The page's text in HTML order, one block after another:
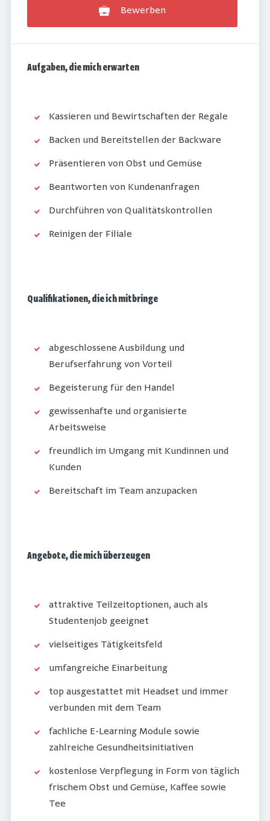
Bewerben
Aufgaben, die mich erwarten
Kassieren und Bewirtschaften der Regale
Backen und Bereitstellen der Backware
Präsentieren von Obst und Gemüse
Beantworten von Kundenanfragen
Durchführen von Qualitätskontrollen
Reinigen der Filiale
Qualifikationen, die ich mitbringe
abgeschlossene Ausbildung und
Berufserfahrung von Vorteil
Begeisterung für den Handel
gewissenhafte und organisierte
Arbeitsweise
freundlich im Umgang mit Kundinnen und
Kunden
Bereitschaft im Team anzupacken
Angebote, die mich überzeugen
attraktive Teilzeitoptionen, auch als
Studentenjob geeignet
vielseitiges Tätigkeitsfeld
umfangreiche Einarbeitung
top ausgestattet mit Headset und immer
verbunden mit dem Team
fachliche E-Learning Module sowie
zahlreiche Gesundheitsinitiativen
kostenlose Verpflegung in Form von täglich
frischem Obst und Gemüse, Kaffee sowie
Tee